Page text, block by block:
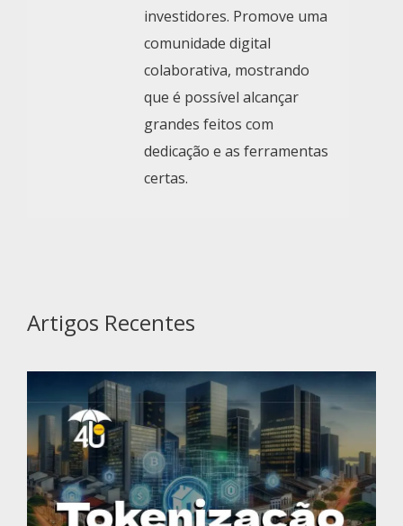
investidores. Promove uma
comunidade digital
colaborativa, mostrando
que é possível alcançar
grandes feitos com
dedicação e as ferramentas
certas.
Artigos Recentes